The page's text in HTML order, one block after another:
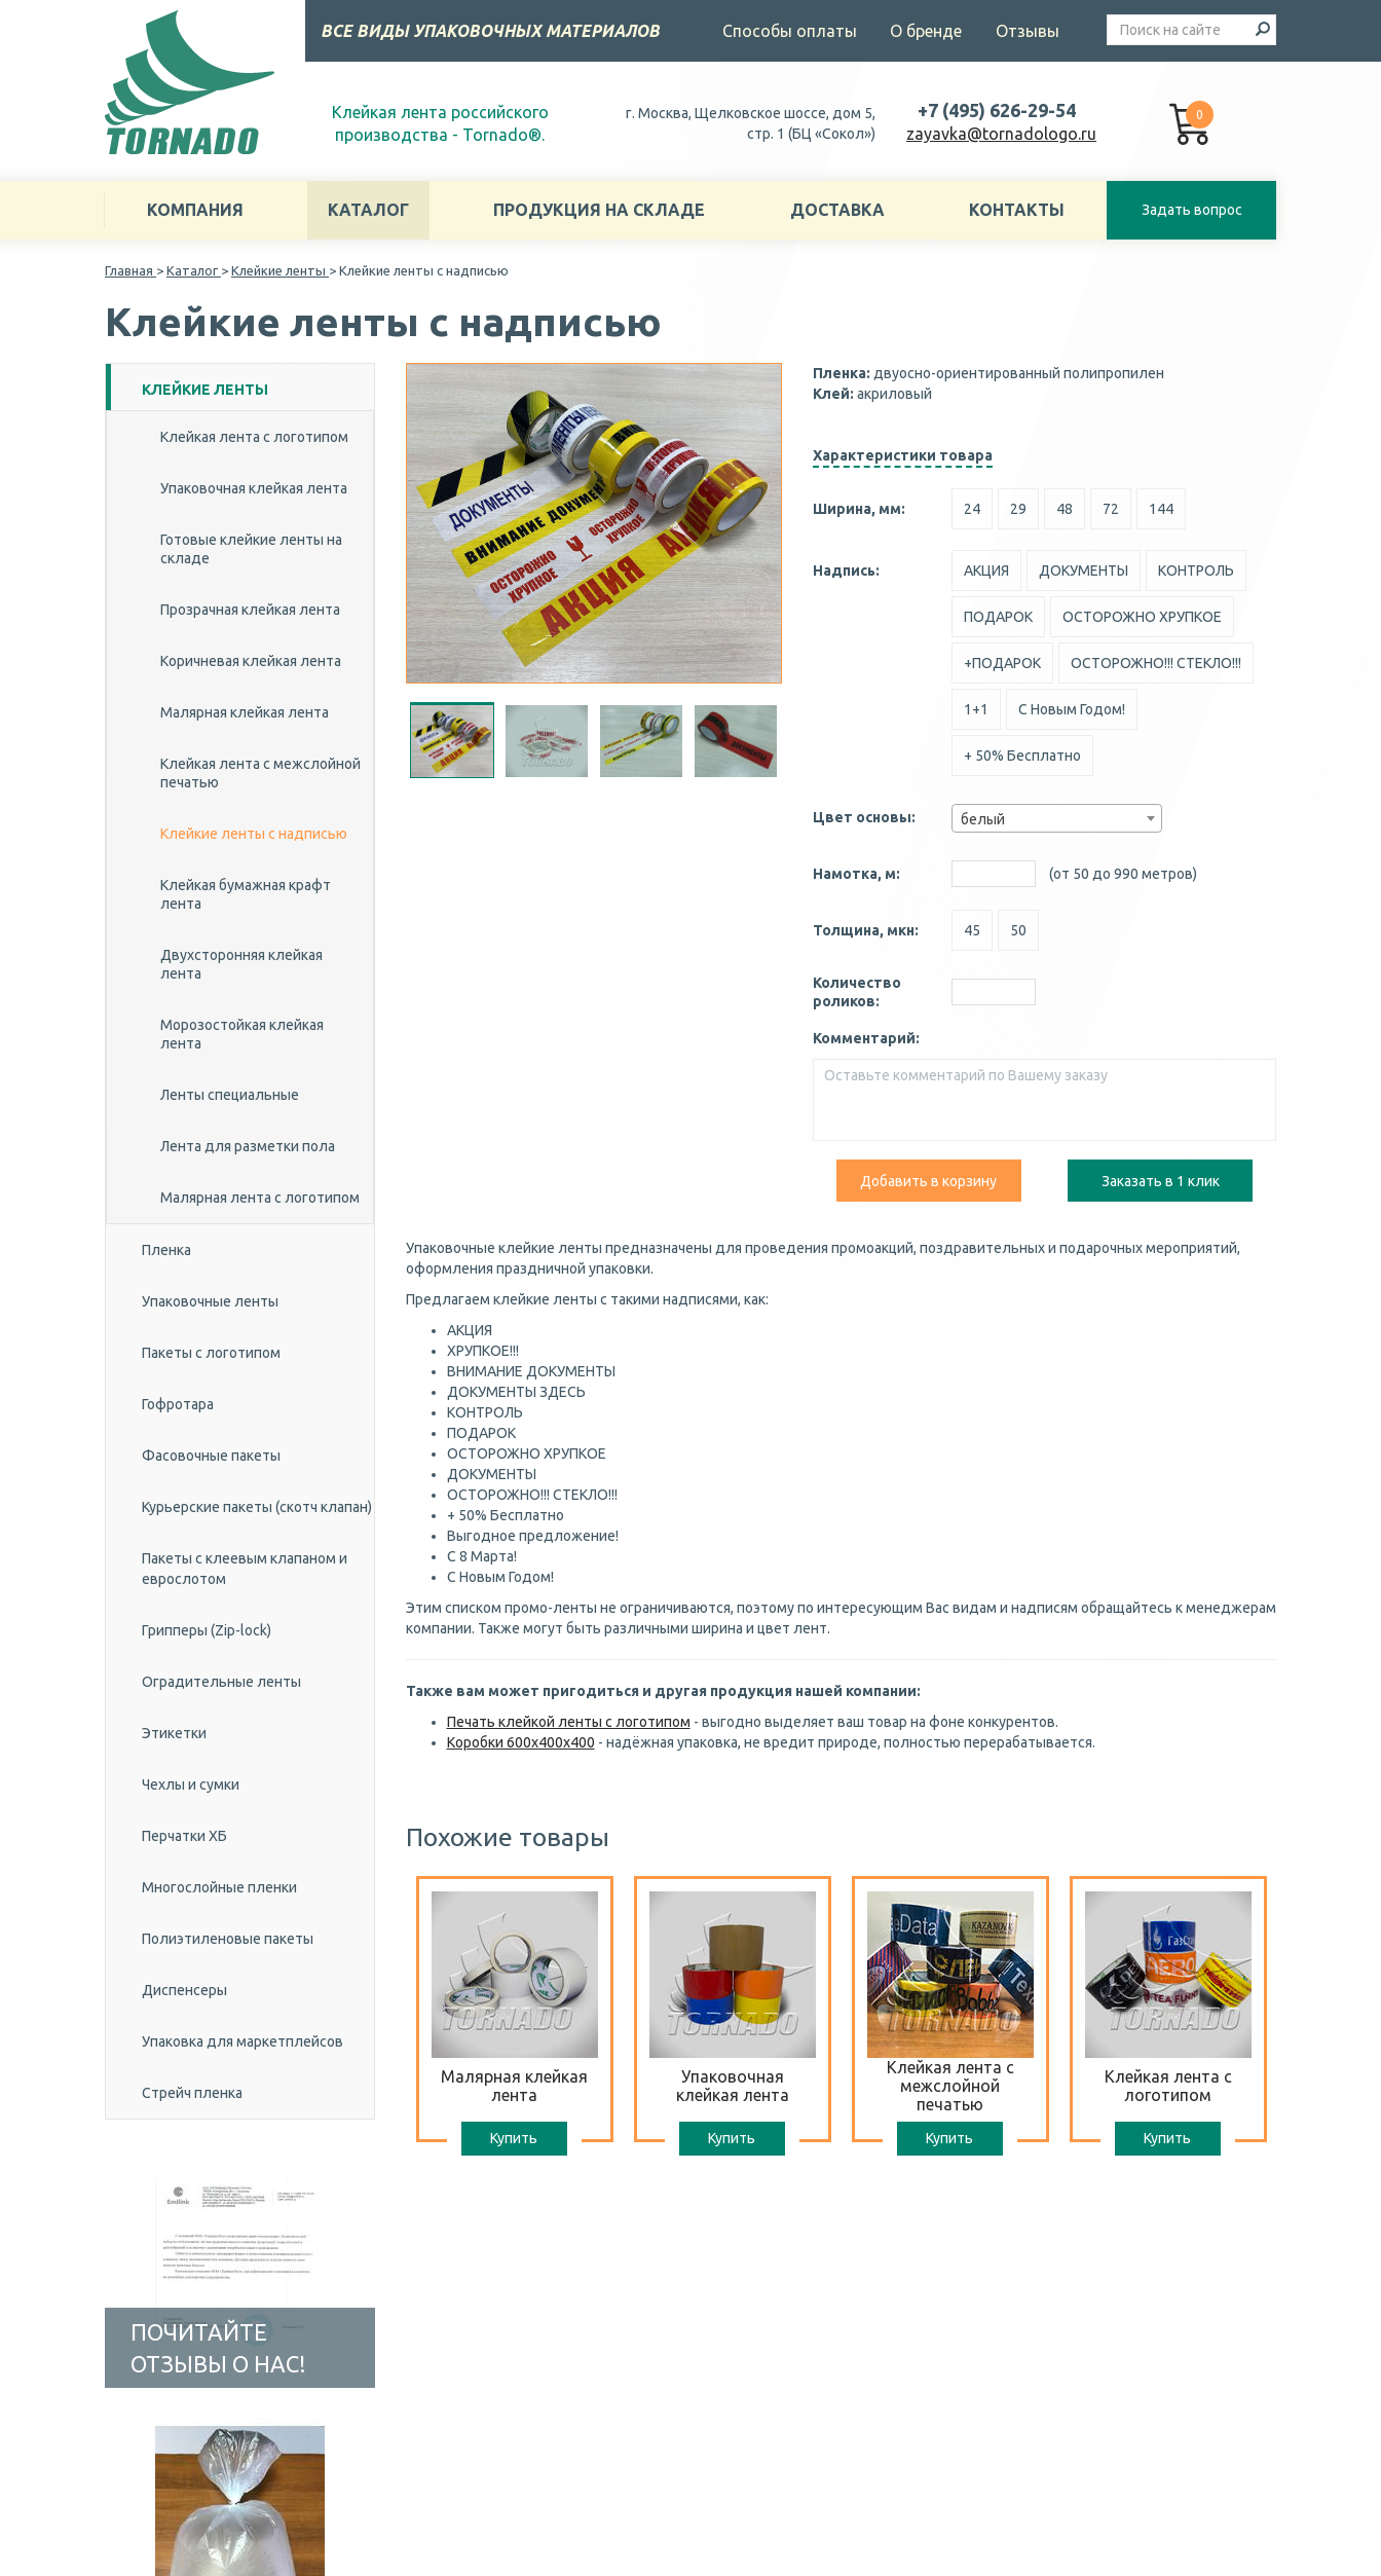
ВСЕ ВИДЫ УПАКОВОЧНЫХ МАТЕРИАЛОВ Способы оплаты О бренде Отзывы
Клейкая лента российского
производства - Tornado®.
г. Москва, Щелковское шоссе, дом 5,
стр. 1 (БЦ «Сокол»)
+7 (495) 626-29-54
zayavka@tornadologo.ru
0
КОМПАНИЯ КАТАЛОГ ПРОДУКЦИЯ НА СКЛАДЕ ДОСТАВКА КОНТАКТЫ Задать вопрос
Главная > Каталог > Клейкие ленты > Клейкие ленты c надписью
Клейкие ленты c надписью
Пленка: двуосно-ориентированный полипропилен
Клей: акриловый
Характеристики товара
Ширина, мм: 24 29 48 72 144
Надпись: АКЦИЯ ДОКУМЕНТЫ КОНТРОЛЬ
ПОДАРОК ОСТОРОЖНО ХРУПКОЕ
+ПОДАРОК ОСТОРОЖНО!!! СТЕКЛО!!!
1+1 С Новым Годом!
+ 50% Бесплатно
Цвет основы: белый
Намотка, м: (от 50 до 990 метров)
Толщина, мкн: 45 50
Количество
роликов:
Комментарий:
Добавить в корзину Заказать в 1 клик
Упаковочные клейкие ленты предназначены для проведения промоакций, поздравительных и подарочных мероприятий,
оформления праздничной упаковки.
Предлагаем клейкие ленты с такими надписями, как:
АКЦИЯ
ХРУПКОЕ!!!
ВНИМАНИЕ ДОКУМЕНТЫ
ДОКУМЕНТЫ ЗДЕСЬ
КОНТРОЛЬ
ПОДАРОК
ОСТОРОЖНО ХРУПКОЕ
ДОКУМЕНТЫ
ОСТОРОЖНО!!! СТЕКЛО!!!
+ 50% Бесплатно
Выгодное предложение!
С 8 Марта!
С Новым Годом!
Этим списком промо-ленты не ограничиваются, поэтому по интересующим Вас видам и надписям обращайтесь к менеджерам
компании. Также могут быть различными ширина и цвет лент.
Также вам может пригодиться и другая продукция нашей компании:
Печать клейкой ленты с логотипом - выгодно выделяет ваш товар на фоне конкурентов.
Коробки 600х400х400 - надёжная упаковка, не вредит природе, полностью перерабатывается.
Похожие товары
Малярная клейкая
лента
Купить
Упаковочная
клейкая лента
Купить
Клейкая лента с
межслойной
печатью
Купить
Клейкая лента с
логотипом
Купить
КЛЕЙКИЕ ЛЕНТЫ
Клейкая лента с логотипом
Упаковочная клейкая лента
Готовые клейкие ленты на
складе
Прозрачная клейкая лента
Коричневая клейкая лента
Малярная клейкая лента
Клейкая лента с межслойной
печатью
Клейкие ленты c надписью
Клейкая бумажная крафт
лента
Двухсторонняя клейкая
лента
Морозостойкая клейкая
лента
Ленты специальные
Лента для разметки пола
Малярная лента с логотипом
Пленка
Упаковочные ленты
Пакеты с логотипом
Гофротара
Фасовочные пакеты
Курьерские пакеты (скотч клапан)
Пакеты с клеевым клапаном и
еврослотом
Грипперы (Zip-lock)
Оградительные ленты
Этикетки
Чехлы и сумки
Перчатки ХБ
Многослойные пленки
Полиэтиленовые пакеты
Диспенсеры
Упаковка для маркетплейсов
Стрейч пленка
ПОЧИТАЙТЕ
ОТЗЫВЫ О НАС!